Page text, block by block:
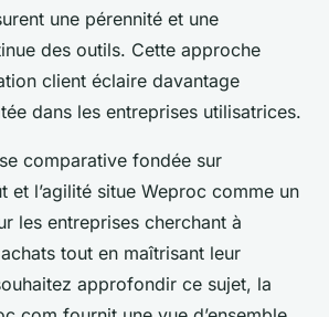
une pérennité et une
des outils. Cette approche
client éclaire davantage
dans les entreprises utilisatrices.
comparative fondée sur
et l’agilité situe Weproc comme un
les entreprises cherchant à
tout en maîtrisant leur
approfondir ce sujet, la